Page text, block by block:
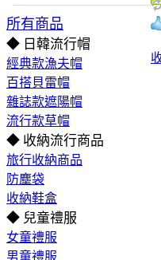
所有商品
◆ 日韓流行帽
經典款漁夫帽
百搭貝雷帽
雜誌款遮陽帽
流行款草帽
◆ 收納流行商品
旅行收納商品
防塵袋
收納鞋盒
◆ 兒童禮服
女童禮服
男童禮服